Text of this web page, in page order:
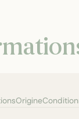
Origine